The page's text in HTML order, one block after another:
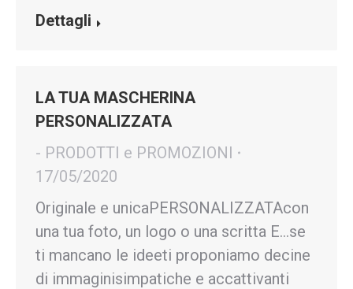
Dettagli
LA TUA MASCHERINA
PERSONALIZZATA
- PRODOTTI e PROMOZIONI
17/05/2020
Originale e unicaPERSONALIZZATAcon
una tua foto, un logo o una scritta E…se
ti mancano le ideeti proponiamo decine
di immaginisimpatiche e accattivanti